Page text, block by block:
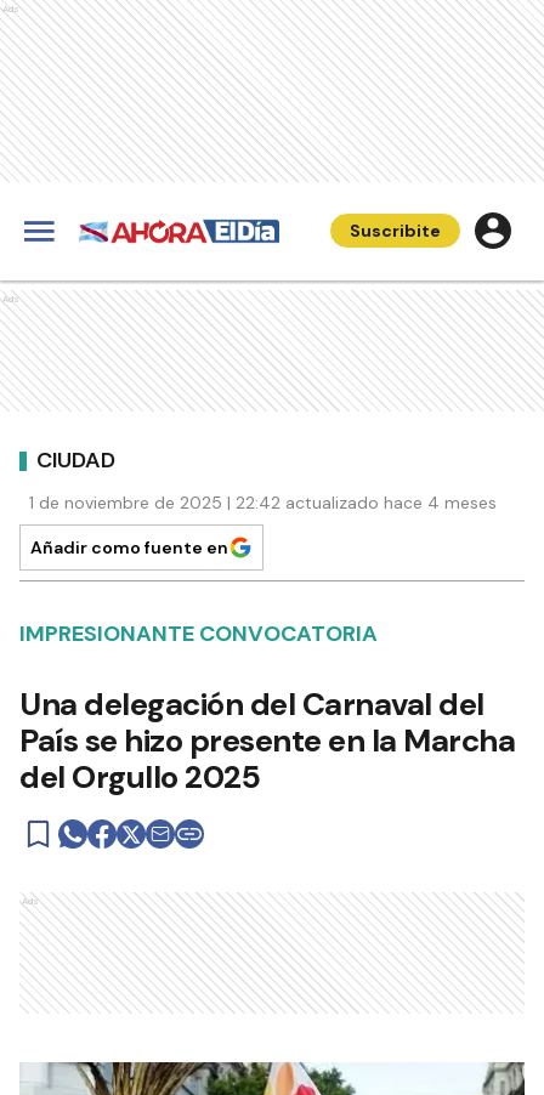
Ads
Suscribite
Ads
CIUDAD
1 de noviembre de 2025 | 22:42 actualizado hace 4 meses
Añadir como fuente en
IMPRESIONANTE CONVOCATORIA
Una delegación del Carnaval del
País se hizo presente en la Marcha
del Orgullo 2025
Ads